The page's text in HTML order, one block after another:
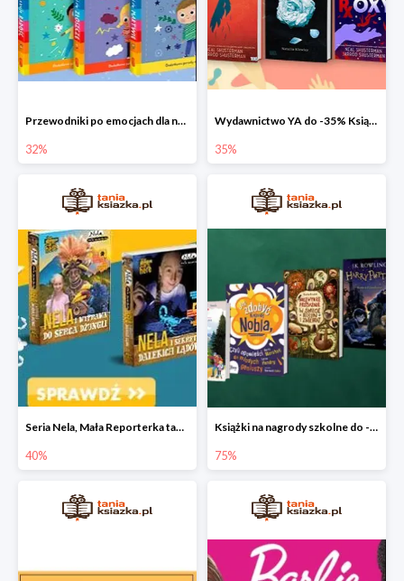
Przewodniki po emocjach dla najmłodszych
32%
Wydawnictwo YA do -35% Książki dla młodzieży
35%
Seria Nela, Mała Reporterka taniej!
40%
Książki na nagrody szkolne do -75%
75%